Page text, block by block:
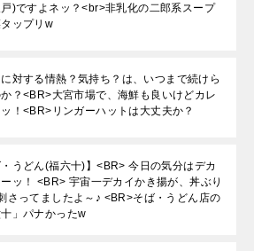
)ですよネッ？<br>非乳化の二郎系スープ
ップリw
対する情熱？気持ち？は、いつまで続けら
？<BR>大宮市場で、海鮮も良いけどカレ
！<BR>リンガーハットは大丈夫か？
・うどん(福六十)】<BR> 今日の気分はデカ
ッ！ <BR> 宇宙一デカイかき揚が、丼ぶり
さってましたよ～♪ <BR>そば・うどん店の
十」パナかったw